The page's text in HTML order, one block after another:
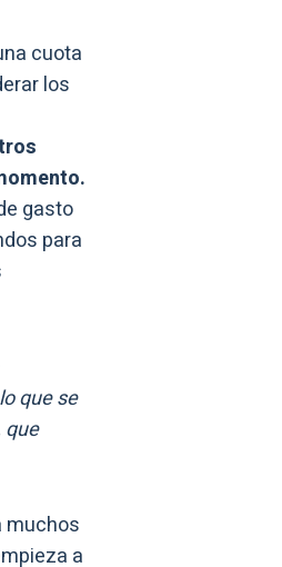
cuota
los
gasto
para
que se
que
muchos
a